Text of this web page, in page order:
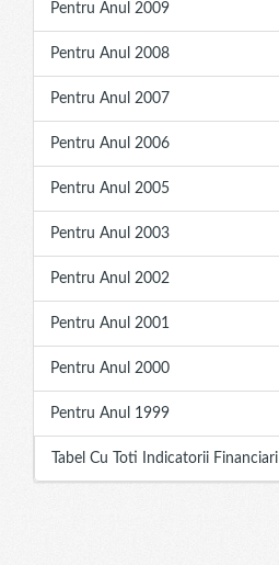
Pentru Anul 2009
Pentru Anul 2008
Pentru Anul 2007
Pentru Anul 2006
Pentru Anul 2005
Pentru Anul 2003
Pentru Anul 2002
Pentru Anul 2001
Pentru Anul 2000
Pentru Anul 1999
Tabel Cu Toti Indicatorii Financiari